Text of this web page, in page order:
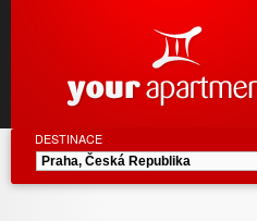
DESTINACE